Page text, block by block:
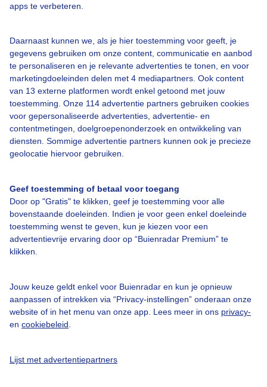
apps te verbeteren.
Daarnaast kunnen we, als je hier toestemming voor geeft, je
gegevens gebruiken om onze content, communicatie en aanbod
te personaliseren en je relevante advertenties te tonen, en voor
marketingdoeleinden delen met 4 mediapartners. Ook content
van 13 externe platformen wordt enkel getoond met jouw
toestemming. Onze 114 advertentie partners gebruiken cookies
voor gepersonaliseerde advertenties, advertentie- en
contentmetingen, doelgroepenonderzoek en ontwikkeling van
diensten. Sommige advertentie partners kunnen ook je precieze
geolocatie hiervoor gebruiken.
Geef toestemming of betaal voor toegang
Door op "Gratis" te klikken, geef je toestemming voor alle
bovenstaande doeleinden. Indien je voor geen enkel doeleinde
toestemming wenst te geven, kun je kiezen voor een
advertentievrije ervaring door op “Buienradar Premium” te
klikken.
Jouw keuze geldt enkel voor Buienradar en kun je opnieuw
aanpassen of intrekken via “Privacy-instellingen” onderaan onze
website of in het menu van onze app. Lees meer in ons privacy-
en cookiebeleid
Lijst met advertentiepartners
Een moment geduld aub...
Over Buienradar
Bedrijfsgegevens
Veelgestelde vragen
Toegankelijkheid
Gebruikersvoorwaarden
Adverteren